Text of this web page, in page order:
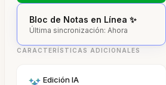
Bloc de Notas en Línea ✨
Última sincronización: Ahora
CARACTERÍSTICAS ADICIONALES
Edición IA